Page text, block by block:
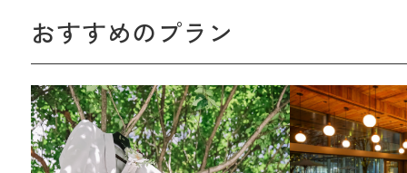
おすすめのプラン